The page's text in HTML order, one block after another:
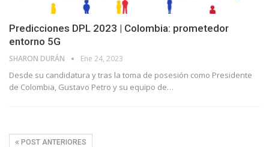
Predicciones DPL 2023 | Colombia: prometedor
entorno 5G
SHARON DURÁN Ene 24, 2023
Desde su candidatura y tras la toma de posesión como Presidente
de Colombia, Gustavo Petro y su equipo de…
POST ANTERIORES